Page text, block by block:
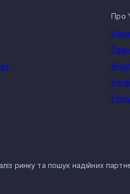
Про
ринку та пошук надійних